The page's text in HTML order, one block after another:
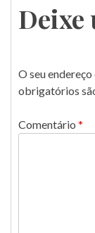
Post
Deixe
O seu
obrigatórios
Comentário *